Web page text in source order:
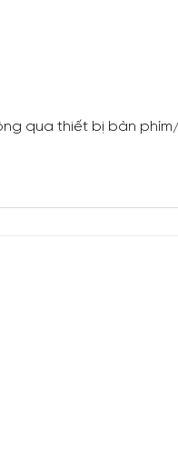
qua thiết bị bàn